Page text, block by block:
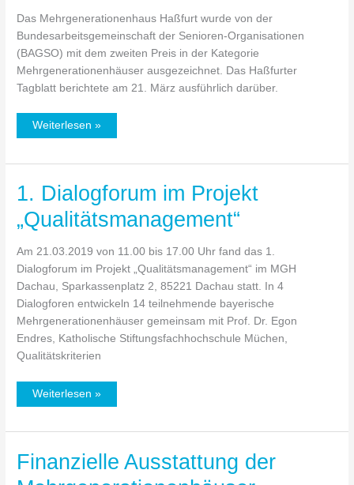
Das Mehrgenerationenhaus Haßfurt wurde von der
Bundesarbeitsgemeinschaft der Senioren-Organisationen
(BAGSO) mit dem zweiten Preis in der Kategorie
Mehrgenerationenhäuser ausgezeichnet. Das Haßfurter
Tagblatt berichtete am 21. März ausführlich darüber.
in
Haßfurt!
Weiterlesen »
1. Dialogforum im Projekt
„Qualitätsmanagement“
Am 21.03.2019 von 11.00 bis 17.00 Uhr fand das 1.
Dialogforum im Projekt „Qualitätsmanagement“ im MGH
Dachau, Sparkassenplatz 2, 85221 Dachau statt. In 4
Dialogforen entwickeln 14 teilnehmende bayerische
Mehrgenerationenhäuser gemeinsam mit Prof. Dr. Egon
Endres, Katholische Stiftungsfachhochschule Müchen,
Qualitätskriterien
Dialogforum
im
„Qualitätsmanagement“
Weiterlesen »
Finanzielle Ausstattung der
Finanzielle
Ausstattung